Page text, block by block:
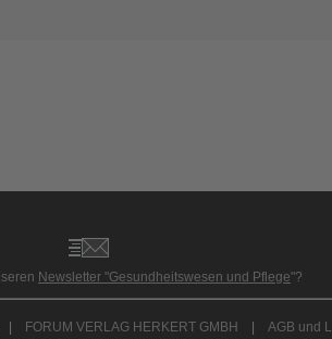
Newsletter "Gesundheitswesen und Pflege"?
FORUM VERLAG HERKERT GMBH AGB und